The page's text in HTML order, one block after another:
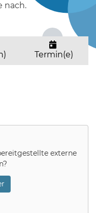
nach.
Termin(e)
externe